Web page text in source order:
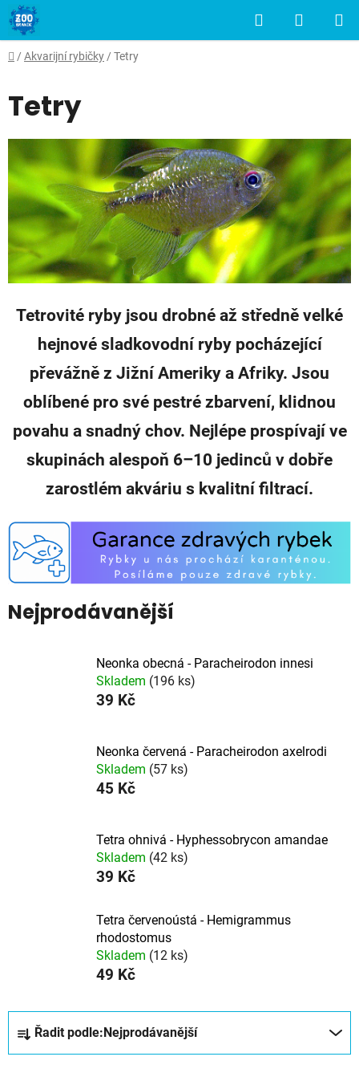
Přejít
na
obsah
Hledat
KOŠÍK
Domů
/ Akvarijní rybičky / Tetry
Tetry
Tetrovité ryby jsou drobné až středně velké
hejnové sladkovodní ryby pocházející
převážně z Jižní Ameriky a Afriky. Jsou
oblíbené pro své pestré zbarvení, klidnou
povahu a snadný chov. Nejlépe prospívají ve
skupinách alespoň 6–10 jedinců v dobře
zarostlém akváriu s kvalitní filtrací.
Nejprodávanější
Neonka obecná - Paracheirodon innesi
Skladem (196 ks)
39 Kč
Neonka červená - Paracheirodon axelrodi
Skladem (57 ks)
45 Kč
Tetra ohnivá - Hyphessobrycon amandae
Skladem (42 ks)
39 Kč
Tetra červenoústá - Hemigrammus
rhodostomus
Skladem (12 ks)
49 Kč
Ř
a
z
Řadit podle:Nejprodávanější